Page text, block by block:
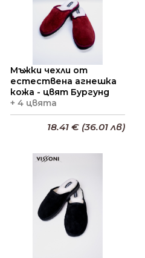
Мъжки чехли от
естествена агнешка
кожа - цвят Бургунд
+ 4 цвята
18.41 € (36.01 лв)